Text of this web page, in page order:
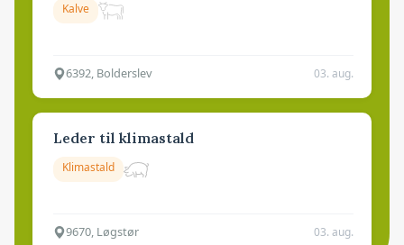
Kalve
6392, Bolderslev 03. aug.
Leder til klimastald
Klimastald
9670, Løgstør 03. aug.